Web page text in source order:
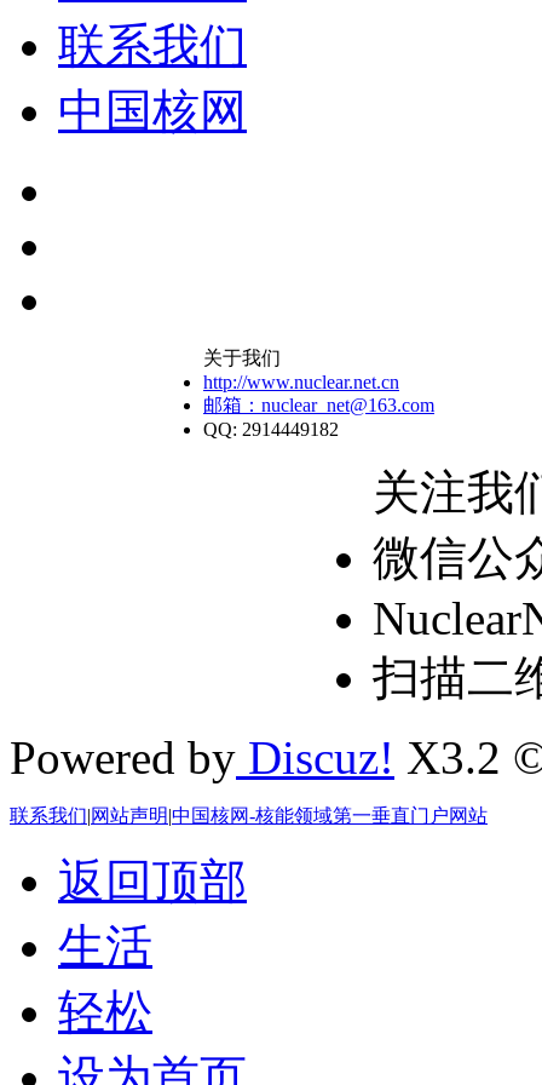
联系我们
中国核网
关于我们
http://www.nuclear.net.cn
邮箱：nuclear_net@163.com
QQ: 2914449182
关注我
微信公
扫描二
Powered by Discuz! X3.2
联系我们|网站声明|中国核网-核能领域第一垂直门户网站
返回顶部
生活
轻松